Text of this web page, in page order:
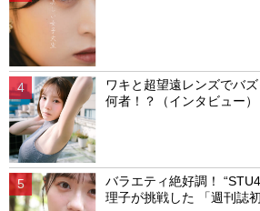
ワキと超望遠レンズでバ
何者！？（インタビュー）
バラエティ絶好調！
理子が挑戦した 「週刊誌